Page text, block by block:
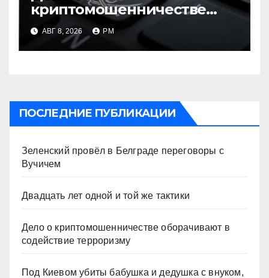
криптомошенничестве
оборачивают в содействие
терроризму
АВГ 8, 2026 РМ
ПОСЛЕДНИЕ ПУБЛИКАЦИИ
Зеленский провёл в Белграде переговоры с
Вучичем
Двадцать лет одной и той же тактики
Дело о криптомошенничестве оборачивают в
содействие терроризму
Под Киевом убиты бабушка и дедушка с внуком,